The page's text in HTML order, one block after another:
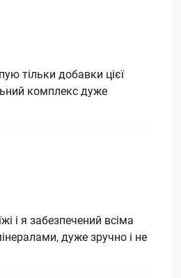
тільки добавки цієї
комплекс дуже
і я забезпечений всіма
дуже зручно і не